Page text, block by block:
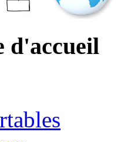
d'accueil